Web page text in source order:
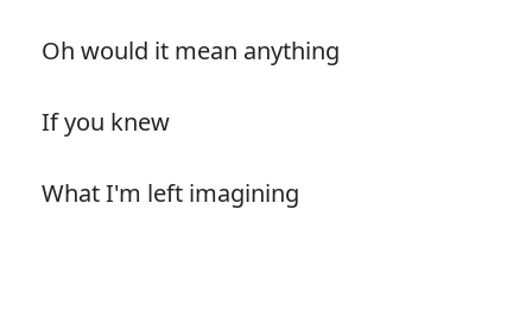
Oh would it mean anything
If you knew
What I'm left imagining